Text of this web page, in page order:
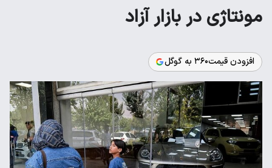
مونتاژی در بازار آزاد
افزودن قیمت۳۶۰ به گوگل